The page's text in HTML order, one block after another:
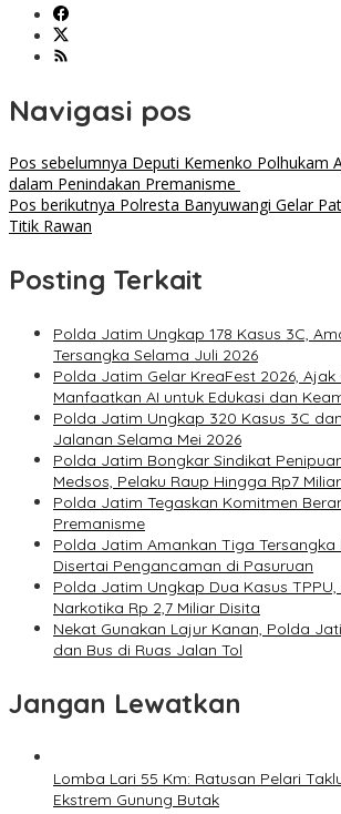
Navigasi pos
Pos sebelumnya Deputi Kemenko Polhukam
dalam Penindakan Premanisme
Pos berikutnya Polresta Banyuwangi Gelar
Titik Rawan
Posting Terkait
Polda Jatim Ungkap 178 Kasus 3C,
Tersangka Selama Juli 2026
Polda Jatim Gelar KreaFest 2026, Ajak
Manfaatkan AI untuk Edukasi dan
Polda Jatim Ungkap 320 Kasus 3C
Jalanan Selama Mei 2026
Polda Jatim Bongkar Sindikat
Medsos, Pelaku Raup Hingga Rp7 Miliar
Polda Jatim Tegaskan Komitmen
Premanisme
Polda Jatim Amankan Tiga Tersangka
Disertai Pengancaman di Pasuruan
Polda Jatim Ungkap Dua Kasus TPPU,
Narkotika Rp 2,7 Miliar Disita
Nekat Gunakan Lajur Kanan, Polda
dan Bus di Ruas Jalan Tol
Jangan Lewatkan
Lomba Lari 55 Km: Ratusan Pelari
Ekstrem Gunung Butak